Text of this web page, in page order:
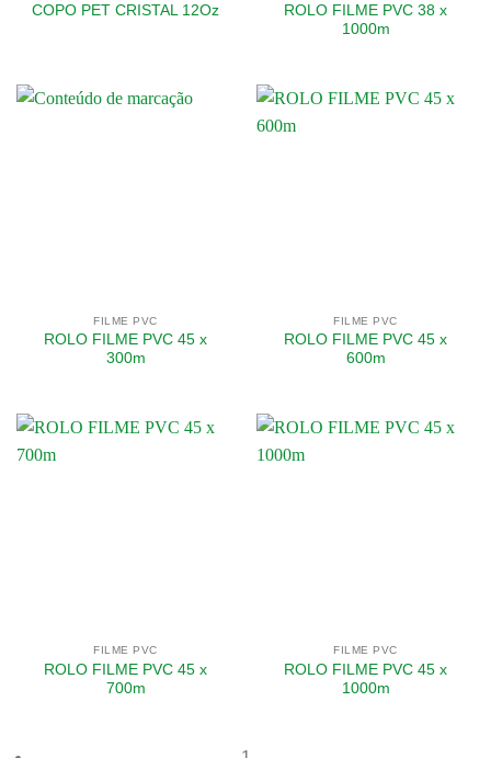
COPO PET CRISTAL 12Oz
ROLO FILME PVC 38 x
1000m
FILME PVC
ROLO FILME PVC 45 x
300m
FILME PVC
ROLO FILME PVC 45 x
600m
FILME PVC
ROLO FILME PVC 45 x
700m
FILME PVC
ROLO FILME PVC 45 x
1000m